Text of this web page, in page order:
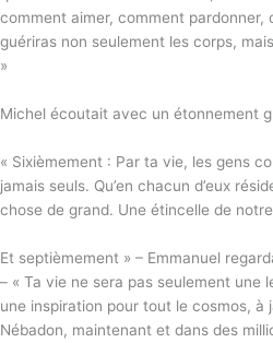
comment aimer, comment pardonner,
guériras non seulement les corps,
»
Michel écoutait avec un étonnement
« Sixièmement : Par ta vie, les gens
jamais seuls. Qu’en chacun d’eux
chose de grand. Une étincelle de
Et septièmement » – Emmanuel
– « Ta vie ne sera pas seulement une
une inspiration pour tout le cosmos, à
Nébadon, maintenant et dans des